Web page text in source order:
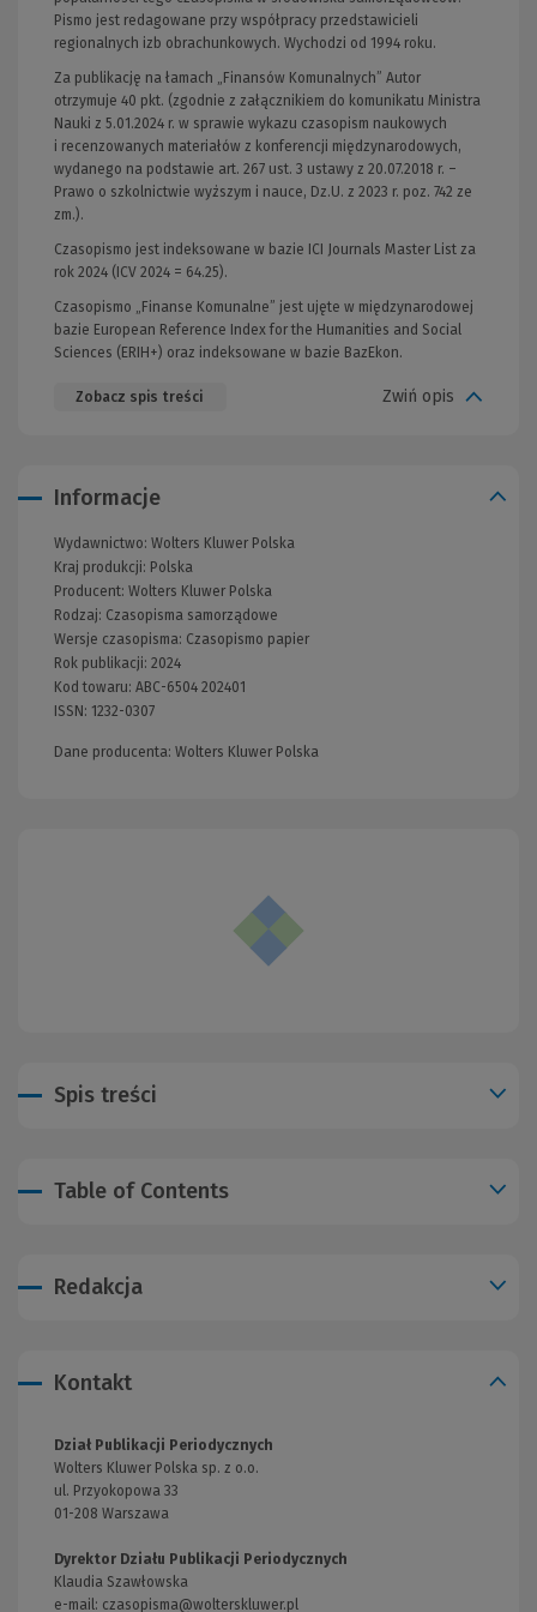
Pismo jest redagowane przy współpracy przedstawicieli
regionalnych izb obrachunkowych. Wychodzi od 1994 roku.
Za publikację na łamach „Finansów Komunalnych” Autor
otrzymuje 40 pkt. (zgodnie z załącznikiem do komunikatu Ministra
Nauki z 5.01.2024 r. w sprawie wykazu czasopism naukowych
i recenzowanych materiałów z konferencji międzynarodowych,
wydanego na podstawie art. 267 ust. 3 ustawy z 20.07.2018 r. –
Prawo o szkolnictwie wyższym i nauce, Dz.U. z 2023 r. poz. 742 ze
zm.).
Czasopismo jest indeksowane w bazie ICI Journals Master List za
rok 2024 (ICV 2024 = 64.25).
Czasopismo „Finanse Komunalne” jest ujęte w międzynarodowej
bazie European Reference Index for the Humanities and Social
Sciences (ERIH+) oraz indeksowane w bazie BazEkon.
Zobacz spis treści Zwiń opis
Informacje
Wydawnictwo: Wolters Kluwer Polska
Kraj produkcji: Polska
Producent: Wolters Kluwer Polska
Rodzaj: Czasopisma samorządowe
Wersje czasopisma: Czasopismo papier
Rok publikacji: 2024
Kod towaru: ABC-6504 202401
ISSN: 1232-0307
Dane producenta: Wolters Kluwer Polska
Spis treści
Table of Contents
Redakcja
Kontakt
Dział Publikacji Periodycznych
Wolters Kluwer Polska sp. z o.o.
ul. Przyokopowa 33
01-208 Warszawa
Dyrektor Działu Publikacji Periodycznych
Klaudia Szawłowska
e-mail: czasopisma@wolterskluwer.pl